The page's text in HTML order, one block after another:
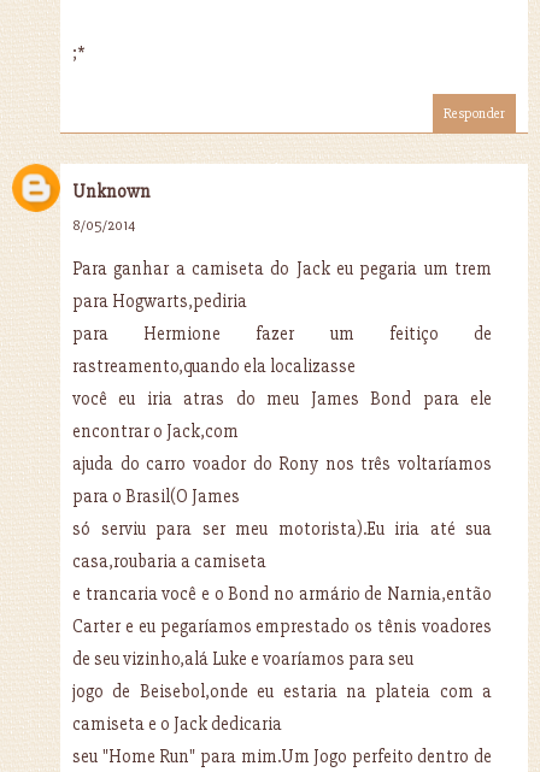
;*
Responder
Unknown
8/05/2014
Para ganhar a camiseta do Jack eu pegaria um trem
para Hogwarts,pediria
para Hermione fazer um feitiço de
rastreamento,quando ela localizasse
você eu iria atras do meu James Bond para ele
encontrar o Jack,com
ajuda do carro voador do Rony nos três voltaríamos
para o Brasil(O James
só serviu para ser meu motorista).Eu iria até sua
casa,roubaria a camiseta
e trancaria você e o Bond no armário de Narnia,então
Carter e eu pegaríamos emprestado os tênis voadores
de seu vizinho,alá Luke e voaríamos para seu
jogo de Beisebol,onde eu estaria na plateia com a
camiseta e o Jack dedicaria
seu "Home Run" para mim.Um Jogo perfeito dentro de